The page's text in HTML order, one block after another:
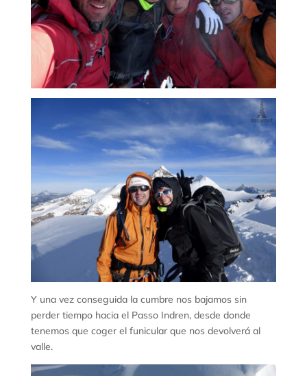
Y una vez conseguida la cumbre nos bajamos sin
perder tiempo hacia el Passo Indren, desde donde
tenemos que coger el funicular que nos devolverá al
valle.